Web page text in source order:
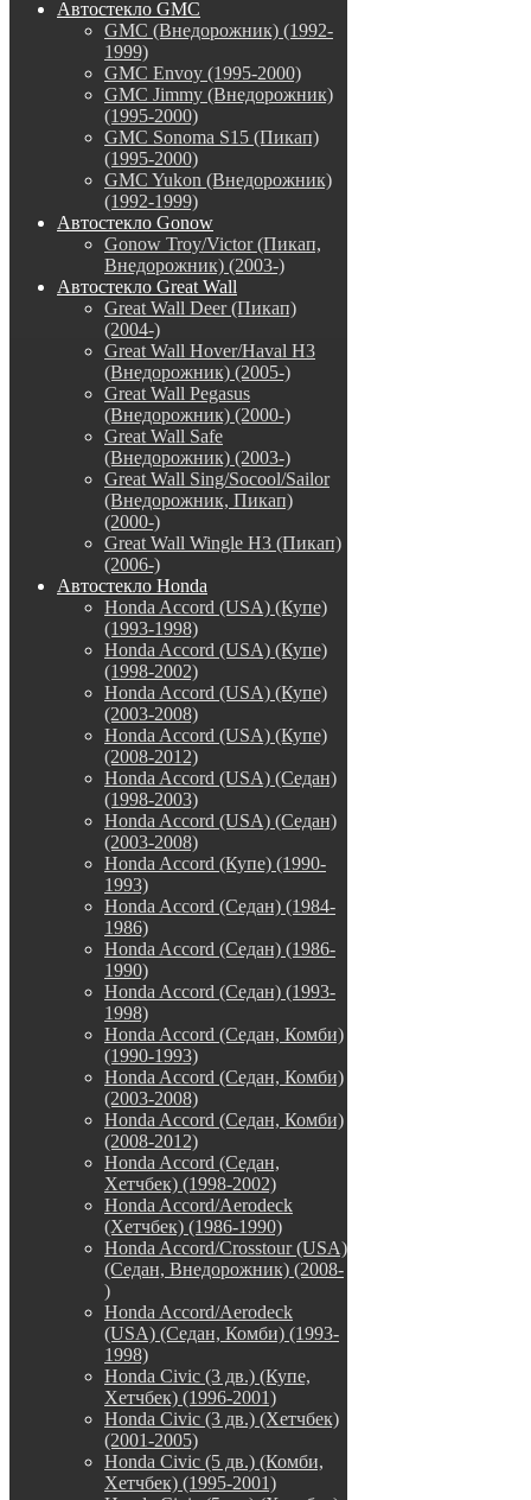
Автостекло GMC
GMC (Внедорожник) (1992-
1999)
GMC Envoy (1995-2000)
GMC Jimmy (Внедорожник)
(1995-2000)
GMC Sonoma S15 (Пикап)
(1995-2000)
GMC Yukon (Внедорожник)
(1992-1999)
Автостекло Gonow
Gonow Troy/Victor (Пикап,
Внедорожник) (2003-)
Автостекло Great Wall
Great Wall Deer (Пикап)
(2004-)
Great Wall Hover/Haval H3
(Внедорожник) (2005-)
Great Wall Pegasus
(Внедорожник) (2000-)
Great Wall Safe
(Внедорожник) (2003-)
Great Wall Sing/Socool/Sailor
(Внедорожник, Пикап)
(2000-)
Great Wall Wingle H3 (Пикап)
(2006-)
Автостекло Honda
Honda Accord (USA) (Купе)
(1993-1998)
Honda Accord (USA) (Купе)
(1998-2002)
Honda Accord (USA) (Купе)
(2003-2008)
Honda Accord (USA) (Купе)
(2008-2012)
Honda Accord (USA) (Седан)
(1998-2003)
Honda Accord (USA) (Седан)
(2003-2008)
Honda Accord (Купе) (1990-
1993)
Honda Accord (Седан) (1984-
1986)
Honda Accord (Седан) (1986-
1990)
Honda Accord (Седан) (1993-
1998)
Honda Accord (Седан, Комби)
(1990-1993)
Honda Accord (Седан, Комби)
(2003-2008)
Honda Accord (Седан, Комби)
(2008-2012)
Honda Accord (Седан,
Хетчбек) (1998-2002)
Honda Accord/Aerodeck
(Хетчбек) (1986-1990)
Honda Accord/Crosstour (USA)
(Седан, Внедорожник) (2008-
)
Honda Accord/Аerodeck
(USA) (Седан, Комби) (1993-
1998)
Honda Civic (3 дв.) (Купе,
Хетчбек) (1996-2001)
Honda Civic (3 дв.) (Хетчбек)
(2001-2005)
Honda Civic (5 дв.) (Комби,
Хетчбек) (1995-2001)